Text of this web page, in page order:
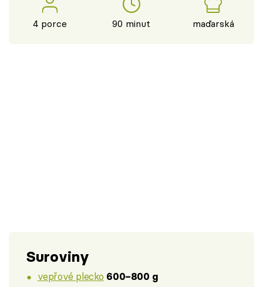
4 porce 90 minut maďarská
Suroviny
vepřové plecko 600–800 g